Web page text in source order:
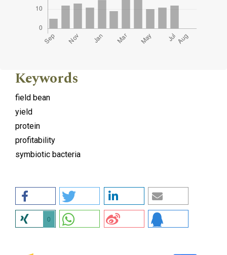
Keywords
field bean
yield
protein
profitability
symbiotic bacteria
0